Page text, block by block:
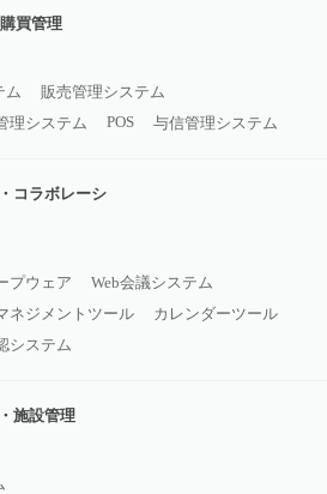
買管理
ム
販売管理システム
理システム POS 与信管理システム
コラボレーシ
プウェア
Web会議システム
ネジメントツール
カレンダーツール
システム
施設管理